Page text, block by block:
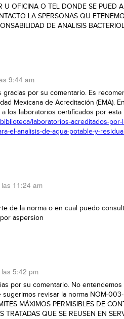
U OFICINA O TEL DONDE SE PUED
LA SPERSONAS QU
DE ANALISIS
9:44 am
gracias por su comentario. Es
Mexicana de Acreditación (EMA).
los laboratorios certificados por esta
laboratorios-acreditados-
el-analisis-de-agua-potable-y-
11:24 am
de la norma o en cual puedo
aspersion
5:42 pm
por su comentario. No
revisar la norma NOM-003-
MÁXIMOS PERMISIBLES DE
TRATADAS QUE SE REUSEN EN